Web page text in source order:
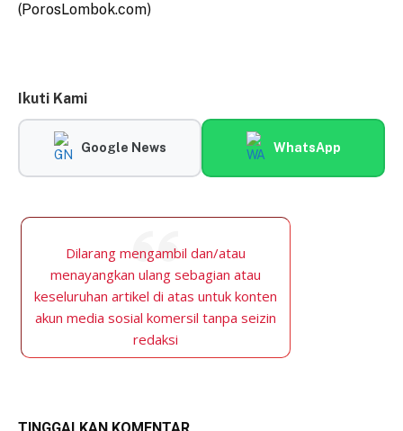
(PorosLombok.com)
Ikuti Kami
Google News WhatsApp
Dilarang mengambil dan/atau
menayangkan ulang sebagian atau
keseluruhan artikel di atas untuk konten
akun media sosial komersil tanpa seizin
redaksi